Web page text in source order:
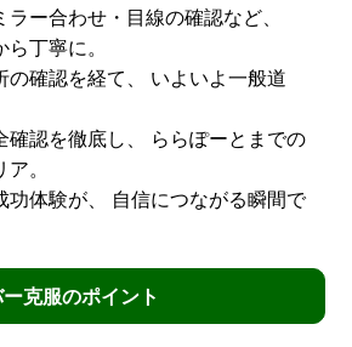
ー合わせ・目線の確認など、
丁寧に。
の確認を経て、 いよいよ一般道
確認を徹底し、 ららぽーとまでの
。
功体験が、 自信につながる瞬間で
克服のポイント